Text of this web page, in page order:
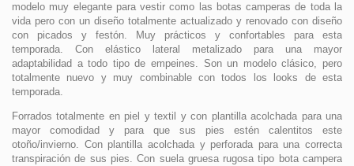
modelo muy elegante para vestir como las botas camperas de toda la
vida pero con un diseño totalmente actualizado y renovado con diseño
con picados y festón. Muy prácticos y confortables para esta
temporada. Con elástico lateral metalizado para una mayor
adaptabilidad a todo tipo de empeines. Son un modelo clásico, pero
totalmente nuevo y muy combinable con todos los looks de esta
temporada.
Forrados totalmente en piel y textil y con plantilla acolchada para una
mayor comodidad y para que sus pies estén calentitos este
otoño/invierno. Con plantilla acolchada y perforada para una correcta
transpiración de sus pies. Con suela gruesa rugosa tipo bota campera